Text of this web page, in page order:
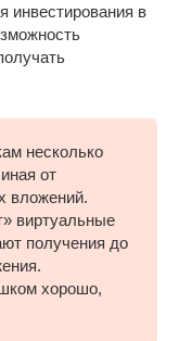
инвестирования в
несколько
от
вложений.
виртуальные
получения до
хорошо,